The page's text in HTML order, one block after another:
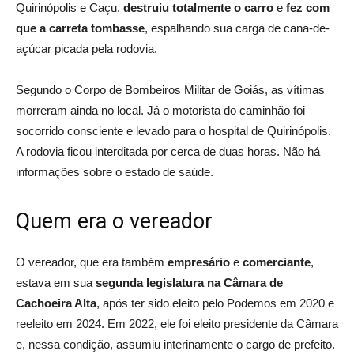
Quirinópolis e Caçu, destruiu totalmente o carro e fez com
que a carreta tombasse, espalhando sua carga de cana-de-
açúcar picada pela rodovia.
Segundo o Corpo de Bombeiros Militar de Goiás, as vítimas
morreram ainda no local. Já o motorista do caminhão foi
socorrido consciente e levado para o hospital de Quirinópolis.
A rodovia ficou interditada por cerca de duas horas. Não há
informações sobre o estado de saúde.
Quem era o vereador
O vereador, que era também empresário e comerciante,
estava em sua segunda legislatura na Câmara de
Cachoeira Alta, após ter sido eleito pelo Podemos em 2020 e
reeleito em 2024. Em 2022, ele foi eleito presidente da Câmara
e, nessa condição, assumiu interinamente o cargo de prefeito.